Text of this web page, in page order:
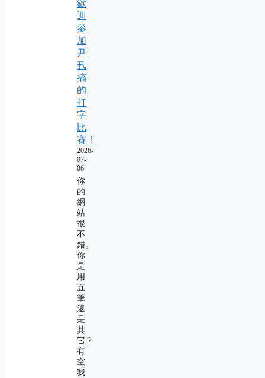
歡
迎
參
加
尹
卂
搞
的
打
字
比
賽！
2026-
07-
06
你
的
網
站
很
不
錯。
你
是
用
五
筆
還
是
其
它？
有
空
我